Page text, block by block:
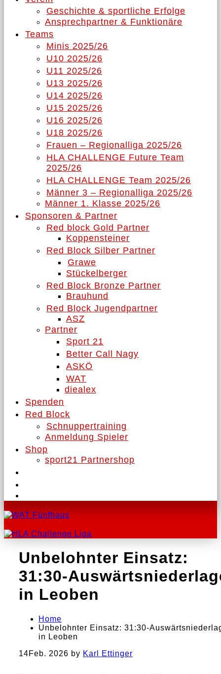
Geschichte & sportliche Erfolge
Ansprechpartner & Funktionäre
Teams
Minis 2025/26
U10 2025/26
U11 2025/26
U13 2025/26
U14 2025/26
U15 2025/26
U16 2025/26
U18 2025/26
Frauen – Regionalliga 2025/26
HLA CHALLENGE Future Team
2025/26
HLA CHALLENGE Team 2025/26
Männer 3 – Regionalliga 2025/26
Männer 1. Klasse 2025/26
Sponsoren & Partner
Red block Gold Partner
Koppensteiner
Red Block Silber Partner
Grawe
Stückelberger
Red Block Bronze Partner
Brauhund
Red Block Jugendpartner
ASZ
Partner
Sport 21
Better Call Nagy
ASKÖ
WAT
diealex
Spenden
Red Block
Schnuppertraining
Anmeldung Spieler
Shop
sport21 Partnershop
Unbelohnter Einsatz:
31:30-
in Leoben
Home
Unbelohnter Einsatz: 31:30-
in Leoben
14Feb. 2026 by Karl Ettinger